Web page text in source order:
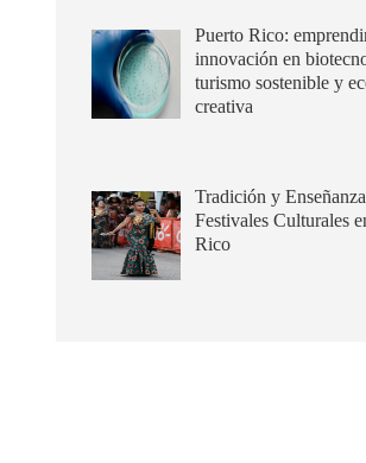
Puerto Rico:
innovación en
turismo sostenible y
creativa
Tradición y
Festivales Culturales
Rico